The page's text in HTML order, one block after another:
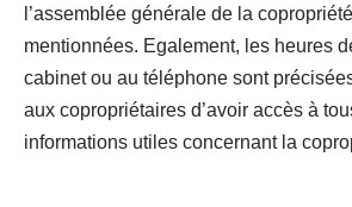
l’assemblée générale de la
mentionnées. Egalement, les heures
cabinet ou au téléphone sont
aux copropriétaires d’avoir accès à
informations utiles concernant la